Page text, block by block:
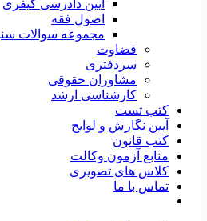
آیین دادرسی کیفری
اصول فقه
مجموعه سوالات
قضاوت
سردفتری
مشاوران حقوقی
کارشناسی ارشد
کتب تست
آیین نگارش و لوایح
کتب قانون
منابع آزمون وکالت
کلاس های تصویری
تماس با ما